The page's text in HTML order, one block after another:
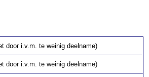
door i.v.m. te weinig deelname)
door i.v.m. te weinig deelname)